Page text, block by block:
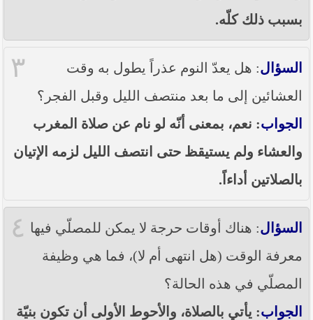
بسبب ذلك كلّه.
٣ السؤال: هل يعدّ النوم عذراً يطول به وقت
العشائين إلى ما بعد منتصف الليل وقبل الفجر؟
الجواب: نعم، بمعنى أنّه لو نام عن صلاة المغرب
والعشاء ولم يستيقظ حتى انتصف الليل لزمه الإتيان
بالصلاتين أداءاً.
٤ السؤال: هناك أوقات حرجة لا يمكن للمصلّي فيها
معرفة الوقت (هل انتهى أم لا)، فما هي وظيفة
المصلّي في هذه الحالة؟
الجواب: يأتي بالصلاة، والأحوط الأولى أن تكون بنيّة